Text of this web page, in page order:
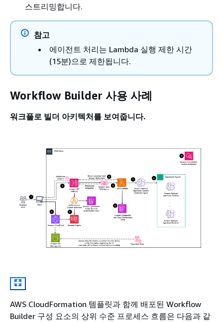
스트리밍합니다.
참고
에이전트 처리는 Lambda 실행 제한 시간
(15분)으로 제한됩니다.
Workflow Builder 사용 사례
워크플로 빌더 아키텍처를 보여줍니다.
AWS CloudFormation 템플릿과 함께 배포된 Workflow
Builder 구성 요소의 상위 수준 프로세스 흐름은 다음과 같